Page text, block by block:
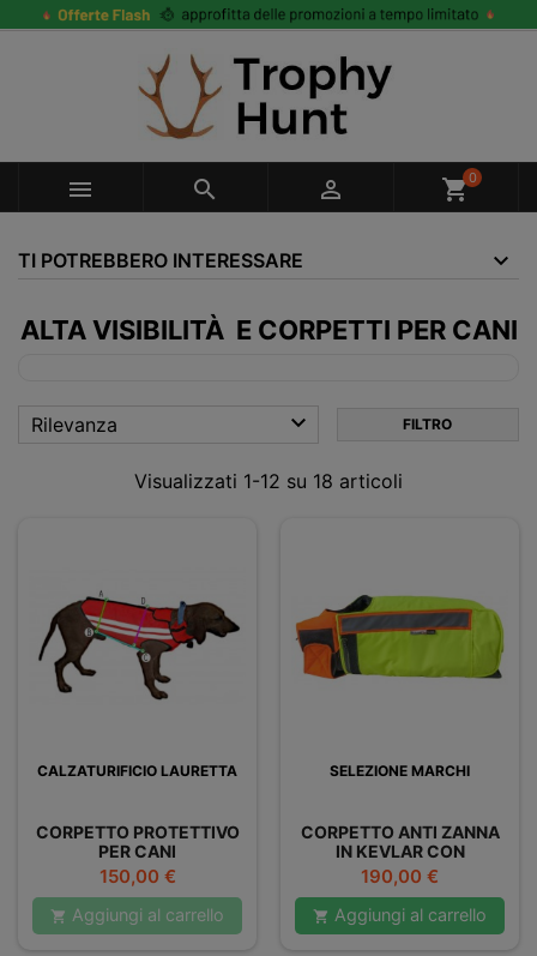
   shopping_cart0
TI POTREBBERO INTERESSARE
ALTA VISIBILITÀ E CORPETTI PER CANI
Rilevanza  FILTRO
Visualizzati 1-12 su 18 articoli
CALZATURIFICIO LAURETTA
CORPETTO PROTETTIVO
PER CANI
CALZATURIFICIO
LAURETTA
Prezzo
150,00 €
 Aggiungi al carrello
SELEZIONE MARCHI
CORPETTO ANTI ZANNA
IN KEVLAR CON
CERTIFICATO
Prezzo
190,00 €
 Aggiungi al carrello